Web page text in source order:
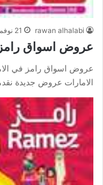
rawan alhalabi 21 نوفمبر,2018
عروض اسواق
عروض اسواق رامز في
الامارات عروض جديدة